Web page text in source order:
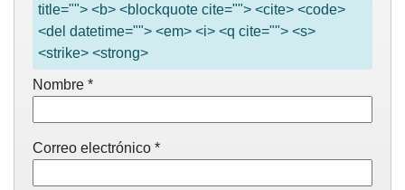
title=""> <b> <blockquote cite=""> <cite> <code>
<del datetime=""> <em> <i> <q cite=""> <s>
<strike> <strong>
Nombre *
Correo electrónico *